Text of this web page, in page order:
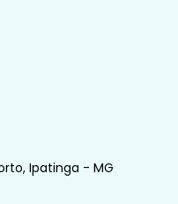
Ipatinga - MG